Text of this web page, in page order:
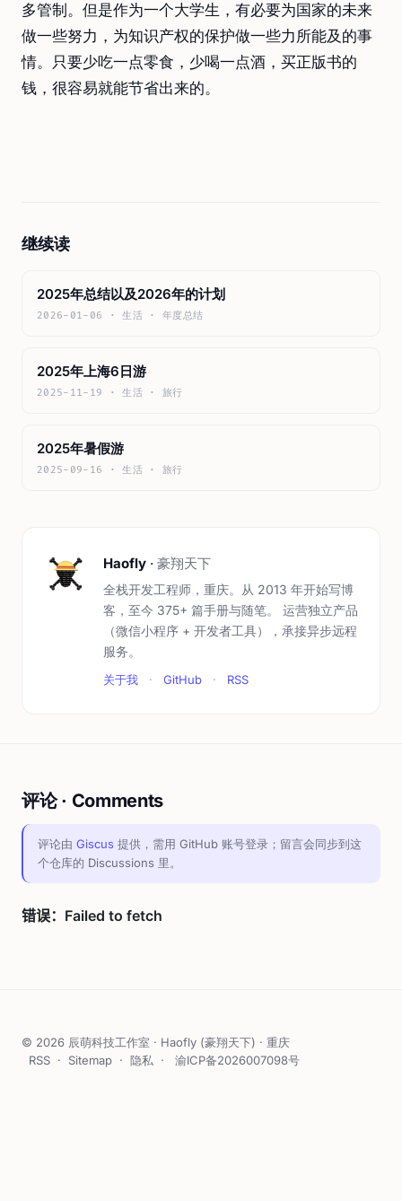
多管制。但是作为一个大学生，有必要为国家的未来
做一些努力，为知识产权的保护做一些力所能及的事
情。只要少吃一点零食，少喝一点酒，买正版书的
钱，很容易就能节省出来的。
继续读
2025年总结以及2026年的计划
2026-01-06 · 生活 · 年度总结
2025年上海6日游
2025-11-19 · 生活 · 旅行
2025年暑假游
2025-09-16 · 生活 · 旅行
Haofly · 豪翔天下
全栈开发工程师，重庆。从 2013 年开始写博
客，至今 375+ 篇手册与随笔。 运营独立产品
（微信小程序 + 开发者工具），承接异步远程
服务。
关于我 · GitHub · RSS
评论 · Comments
评论由 Giscus 提供，需用 GitHub 账号登录；留言会同步到这
个仓库的 Discussions 里。
© 2026 辰萌科技工作室 · Haofly (豪翔天下) · 重庆
RSS · Sitemap · 隐私 · 渝ICP备2026007098号